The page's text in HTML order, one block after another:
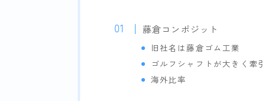
藤倉コンポジット
旧社名は藤倉ゴム工業
ゴルフシャフトが大きく牽
海外比率